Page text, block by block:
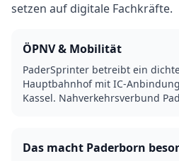
setzen auf digitale Fachkräfte.
ÖPNV & Mobilität
PaderSprinter betreibt ein
Hauptbahnhof mit IC-
Kassel. Nahverkehrsverbund
Das macht Paderborn